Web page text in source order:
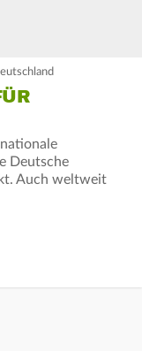
Deutsche
Auch weltweit